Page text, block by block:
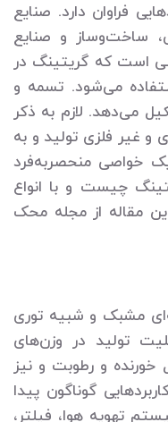
فراوان دارد. صنایع
ساخت‌وساز و صنایع
است که گریتینگ در
می‌شود. تسمه و
می‌دهد. لازم به ذکر
غیر فلزی تولید و به
خواصی منحصربه‌فرد
چیست و با انواع
مقاله از مجله محک
مشبک و شبیه توری
تولید در وزن‌های
خورنده و رطوبت و نیز
گوناگون پیدا
تهویه هوا، فیلتر،